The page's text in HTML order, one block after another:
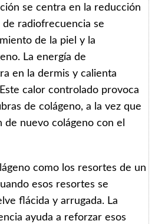
se centra en la reducción
de radiofrecuencia se
de la piel y la
La energía de
en la dermis y calienta
calor controlado provoca
de colágeno, a la vez que
nuevo colágeno con el
como los resortes de un
esos resortes se
flácida y arrugada. La
ayuda a reforzar esos